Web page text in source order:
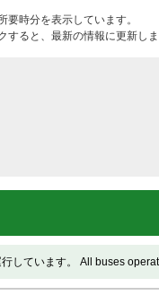
要時分を表示しています。
すると、最新の情報に更新し
しています。 All buses